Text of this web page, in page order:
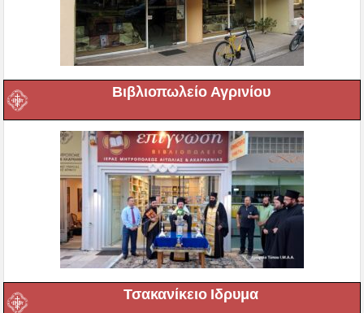
Βιβλιοπωλείο Αγρινίου
Τσακανίκειο Ιδρυμα